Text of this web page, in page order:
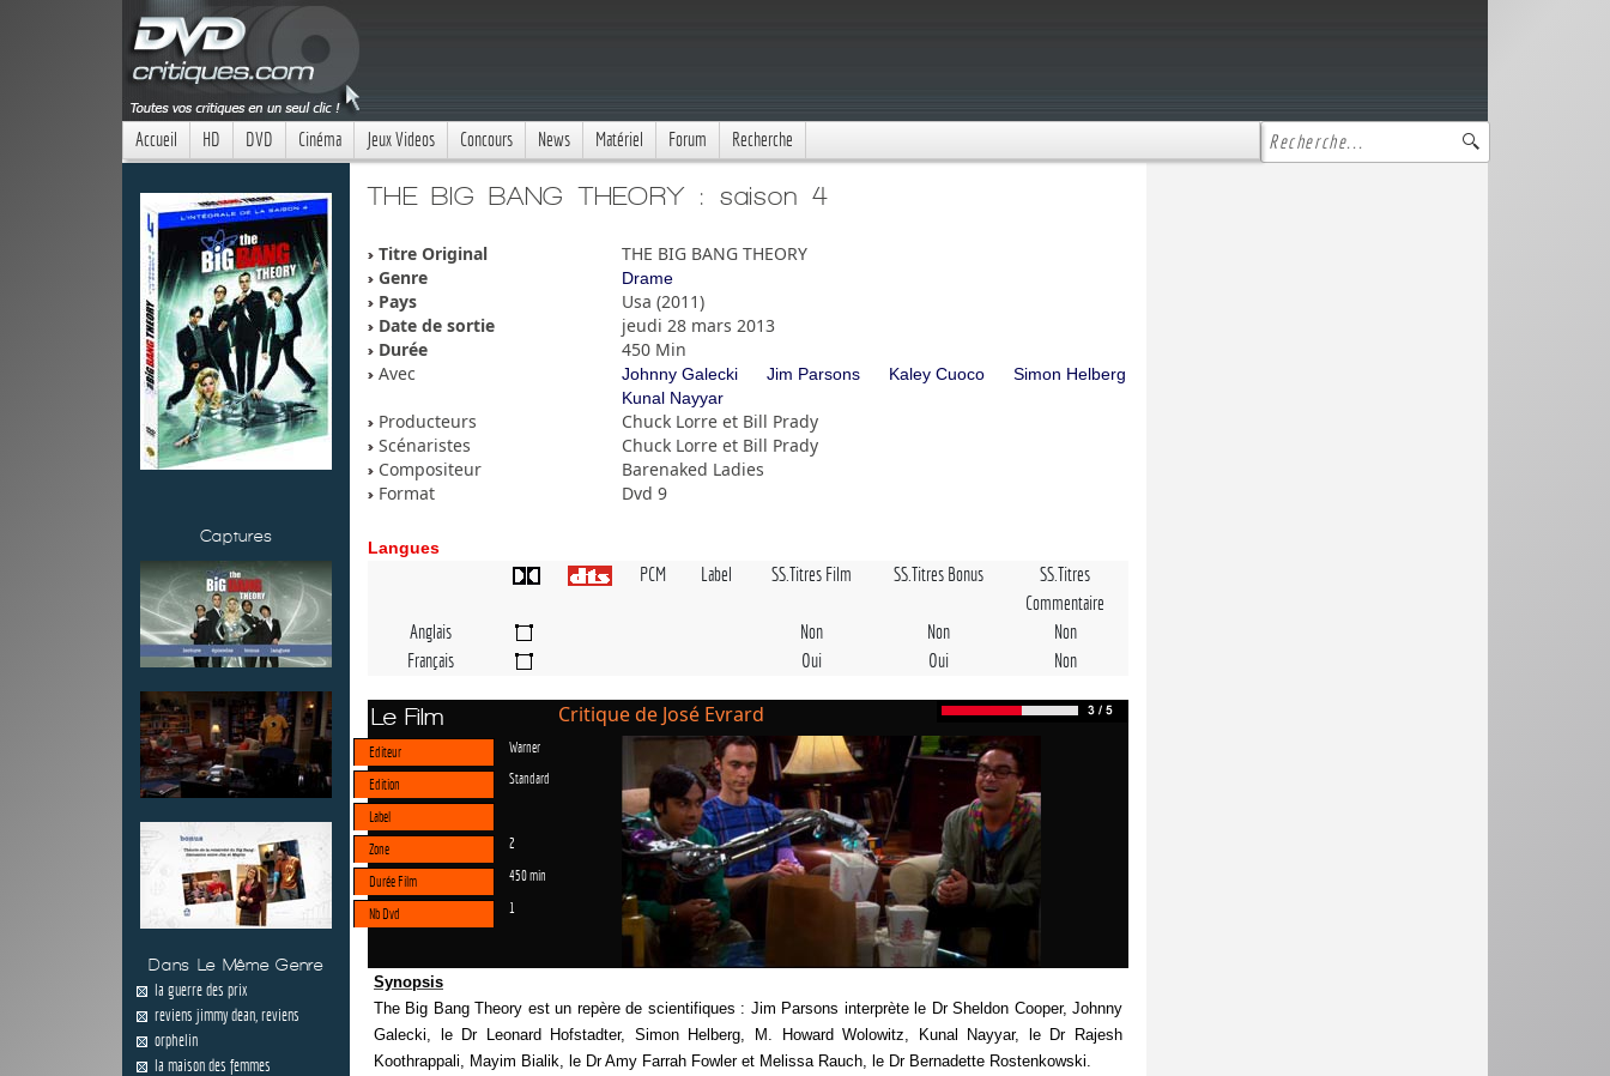
Accueil HD DVD Cinéma Jeux Videos Concours News Matériel Forum Recherche
Captures
Dans Le Même Genre
la guerre des prix
reviens jimmy dean, reviens
orphelin
la maison des femmes
THE BIG BANG THEORY : saison 4
Titre Original
THE BIG BANG THEORY
Genre
Drame
Pays
Usa (2011)
Date de sortie
jeudi 28 mars 2013
Durée
450 Min
Avec
Johnny Galecki Jim Parsons Kaley Cuoco
Simon Helberg
Kunal Nayyar
Producteurs
Chuck Lorre et Bill Prady
Scénaristes
Chuck Lorre et Bill Prady
Compositeur
Barenaked Ladies
Format
Dvd 9
Langues
PCM Label SS.Titres Film SS.Titres Bonus
SS.Titres
Commentaire
Anglais
Non Non
Non
Français
Oui Oui Non
Le Film Critique de José Evrard
Editeur Warner
Edition Standard
Label
Zone
2
Durée Film 450 min
Nb Dvd 1
Synopsis
The Big Bang Theory est un repère de scientifiques : Jim Parsons interprète le Dr Sheldon Cooper, Johnny
Galecki, le Dr Leonard Hofstadter, Simon Helberg, M. Howard Wolowitz, Kunal Nayyar, le Dr Rajesh
Koothrappali, Mayim Bialik, le Dr Amy Farrah Fowler et Melissa Rauch, le Dr Bernadette Rostenkowski.